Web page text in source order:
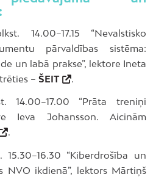
14.00–17.15 “Nevalstisko
pārvaldības sistēma:
un labā prakse”, lektore Ineta
– ŠEIT .
14.00–17.00 “Prāta treniņi
Ieva Johansson. Aicinām
.
15.30–16.30 “Kiberdrošība un
NVO ikdienā”, lektors Mārtiņš